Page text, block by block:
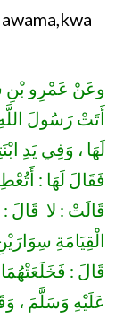
وعَنْ عَمْرِو بْنِ
أَتَتْ رَسُولَ
لَهَا ، وَفِي يَدِ
فَقَالَ لَهَا :
قَالَتْ : لا قَالَ
الْقِيَامَةِ
قَالَ :
عَلَيْهِ وَسَلَّمَ ،